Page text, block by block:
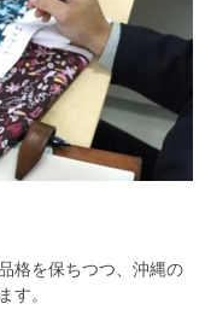
格を保ちつつ、沖縄の
す。